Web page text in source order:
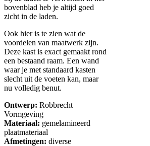
bovenblad heb je altijd goed
zicht in de laden.
Ook hier is te zien wat de
voordelen van maatwerk zijn.
Deze kast is exact gemaakt rond
een bestaand raam. Een wand
waar je met standaard kasten
slecht uit de voeten kan, maar
nu volledig benut.
Ontwerp: Robbrecht
Vormgeving
Materiaal: gemelamineerd
plaatmateriaal
Afmetingen: diverse